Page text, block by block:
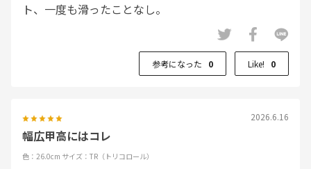
ト、一度も滑ったことなし。
参考になった 0 Like! 0
2026.6.16
幅広甲高にはコレ
色：26.0cm サイズ：TR（トリコロール）